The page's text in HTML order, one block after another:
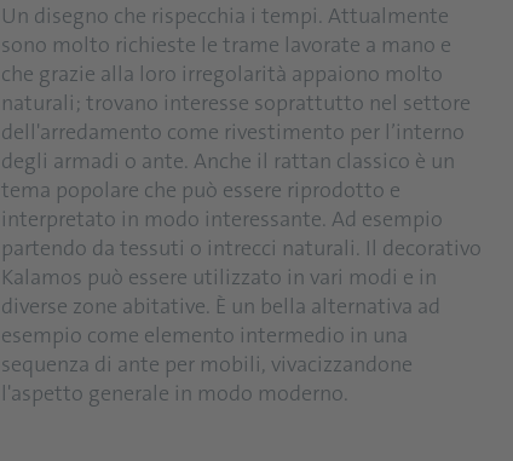
Un disegno che rispecchia i tempi. Attualmente
sono molto richieste le trame lavorate a mano e
che grazie alla loro irregolarità appaiono molto
naturali; trovano interesse soprattutto nel settore
dell'arredamento come rivestimento per l’interno
degli armadi o ante. Anche il rattan classico è un
tema popolare che può essere riprodotto e
interpretato in modo interessante. Ad esempio
partendo da tessuti o intrecci naturali. Il decorativo
Kalamos può essere utilizzato in vari modi e in
diverse zone abitative. È un bella alternativa ad
esempio come elemento intermedio in una
sequenza di ante per mobili, vivacizzandone
l'aspetto generale in modo moderno.